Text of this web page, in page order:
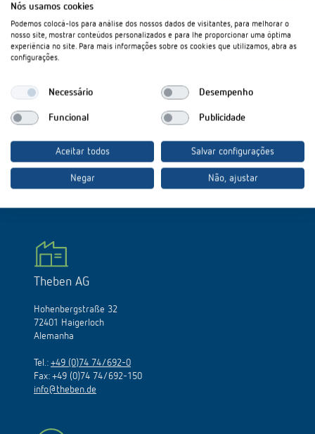
habitacional LUXOR
Com a valiosa construção da moradia privada ao estilo Bauhaus, em
Metzingen (Estugarda), os proprietários da casa realizaram um desejo
que respeita à arquitetura e conceção de interiores, mas também do
no concurso "Casa do ano 2012", na revista "Schöner Wohnen".
Referência controlo habitacional LUXOR Metzingen
Theben AG
Hohenbergstraße 32
72401 Haigerloch
Alemanha
Tel.: +49 (0)74 74/692-0
Fax: +49 (0)74 74/692-150
info@theben.de
Nós usamos cookies
Podemos colocá-los para análise dos nossos dados de visitantes, para melhorar o
nosso site, mostrar conteúdos personalizados e para lhe proporcionar uma óptima
experiência no site. Para mais informações sobre os cookies que utilizamos, abra as
configurações.
Necessário Desempenho
Funcional Publicidade
Aceitar todos Salvar configurações
Negar Não, ajustar